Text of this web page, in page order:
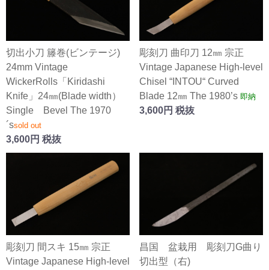
切出小刀 籐巻(ビンテージ)
24mm Vintage
WickerRolls「Kiridashi
Knife」24㎜(Blade width）
Single Bevel The 1970
´ssold out
3,600円 税抜
彫刻刀 曲印刀 12㎜ 宗正
Vintage Japanese High-level
Chisel “INTOU“ Curved
Blade 12㎜ The 1980’s 即納
3,600円 税抜
彫刻刀 間スキ 15㎜ 宗正
Vintage Japanese High-level
昌国 盆栽用 彫刻刀G曲り
切出型（右)